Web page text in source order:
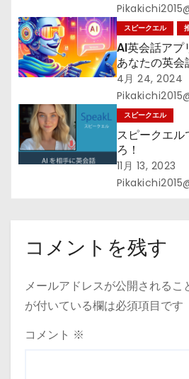
スピークエル
AI英会話アプ
あなたの英会
で明日からも
4月 24, 2024
スピークエル
スピークエル
ろ！
11月 13, 2023
コメントを残す
メールアドレスが公開されるこ
が付いている欄は必須項目です
コメント ※